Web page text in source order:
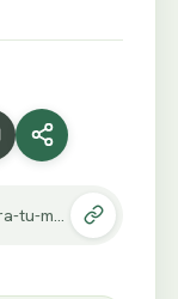
https://renuevo.com/esperanza-para-tu-matrimonio.html